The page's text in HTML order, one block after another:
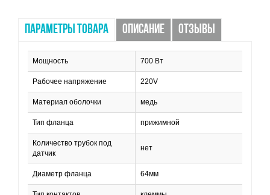
ПАРАМЕТРЫ ТОВАРА ОПИСАНИЕ ОТЗЫВЫ
Мощность 700 Вт
Рабочее напряжение 220V
Материал оболочки медь
Тип фланца прижимной
Количество трубок под
датчик
нет
Диаметр фланца 64мм